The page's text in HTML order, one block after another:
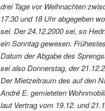
drei Tage vor Weihnachten
17.30 und 18 Uhr abgegeben
sei. Der 24.12.2000 sei, so
ein Sonntag gewesen. Frühestes
Datum der Abgabe des
sei also Donnerstag, der
Der Mietzeitraum des auf den
André E. gemieteten
laut Vertrag vom 19.12. und